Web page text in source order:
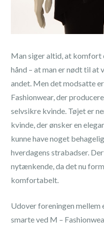
Man siger altid, at komfort
hånd – at man er nødt til
andet. Men det modsatte
Fashionwear, der
selvsikre kvinde. Tøjet er
kvinde, der ønsker en
kunne have noget
hverdagens strabadser.
nytænkende, da det nu
komfortabelt.
Udover foreningen
smarte ved M –